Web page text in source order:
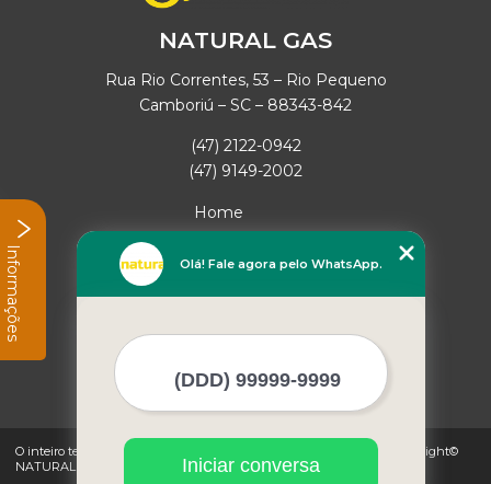
NATURAL GAS
Rua Rio Correntes, 53 – Rio Pequeno
Camboriú – SC – 88343-842
(47) 2122-0942
(47) 9149-2002
Home
Empresa
Missão
Mapa do site
O inteiro teor deste site está sujeito à proteção de direitos autorais. Copyright©
NATURAL GAS (Lei 9610 de 19/02/1998)
Olá! Fale agora pelo WhatsApp.
Iniciar conversa
Informações